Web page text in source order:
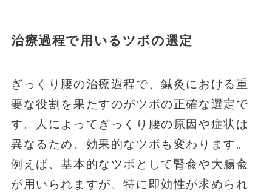
治療過程で用いるツボの選定
ぎっくり腰の治療過程で、鍼灸における重
要な役割を果たすのがツボの正確な選定で
す。人によってぎっくり腰の原因や症状は
異なるため、効果的なツボも変わります。
例えば、基本的なツボとして腎兪や大腸兪
が用いられますが、特に即効性が求められ